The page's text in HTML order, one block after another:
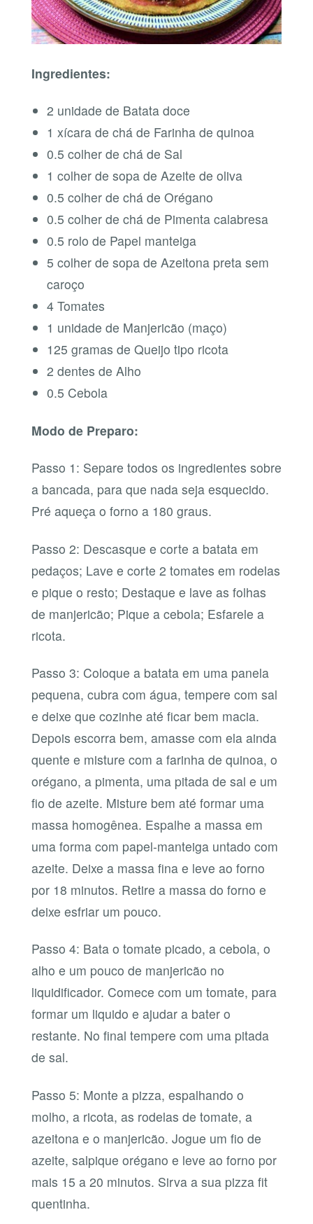
Ingredientes:
2 unidade de Batata doce
1 xícara de chá de Farinha de quinoa
0.5 colher de chá de Sal
1 colher de sopa de Azeite de oliva
0.5 colher de chá de Orégano
0.5 colher de chá de Pimenta calabresa
0.5 rolo de Papel manteiga
5 colher de sopa de Azeitona preta sem
caroço
4 Tomates
1 unidade de Manjericão (maço)
125 gramas de Queijo tipo ricota
2 dentes de Alho
0.5 Cebola
Modo de Preparo:
Passo 1: Separe todos os ingredientes sobre
a bancada, para que nada seja esquecido.
Pré aqueça o forno a 180 graus.
Passo 2: Descasque e corte a batata em
pedaços; Lave e corte 2 tomates em rodelas
e pique o resto; Destaque e lave as folhas
de manjericão; Pique a cebola; Esfarele a
ricota.
Passo 3: Coloque a batata em uma panela
pequena, cubra com água, tempere com sal
e deixe que cozinhe até ficar bem macia.
Depois escorra bem, amasse com ela ainda
quente e misture com a farinha de quinoa, o
orégano, a pimenta, uma pitada de sal e um
fio de azeite. Misture bem até formar uma
massa homogênea. Espalhe a massa em
uma forma com papel-manteiga untado com
azeite. Deixe a massa fina e leve ao forno
por 18 minutos. Retire a massa do forno e
deixe esfriar um pouco.
Passo 4: Bata o tomate picado, a cebola, o
alho e um pouco de manjericão no
liquidificador. Comece com um tomate, para
formar um liquido e ajudar a bater o
restante. No final tempere com uma pitada
de sal.
Passo 5: Monte a pizza, espalhando o
molho, a ricota, as rodelas de tomate, a
azeitona e o manjericão. Jogue um fio de
azeite, salpique orégano e leve ao forno por
mais 15 a 20 minutos. Sirva a sua pizza fit
quentinha.